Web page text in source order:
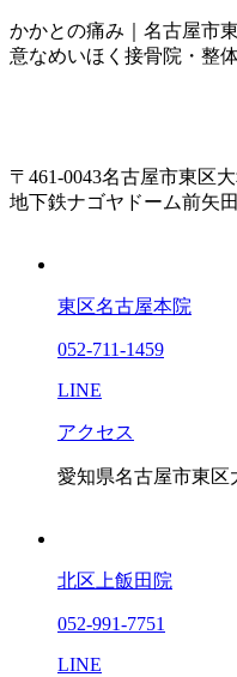
かかとの痛み｜名古屋市
意なめいほく接骨院・整
〒461-0043名古屋市東区
地下鉄ナゴヤドーム前矢
東区名古屋本院
052-711-1459
LINE
アクセス
愛知県名古屋市東区
北区上飯田院
052-991-7751
LINE